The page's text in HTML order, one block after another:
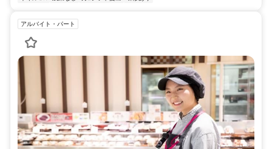
アルバイト・パート